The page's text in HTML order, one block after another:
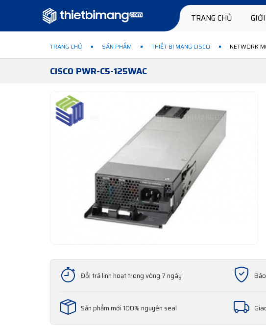
TRANG CHỦ
TRANG CHỦ SẢN PHẨM THIẾT BỊ MẠNG CISCO NETWORK
CISCO PWR-C5-125WAC
Đổi trả linh hoạt trong vòng 7 ngày
Sản phẩm mới 100% nguyên seal